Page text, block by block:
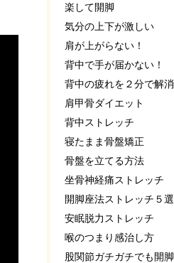
楽して開脚
気分の上下が激しい
肩が上がらない！
背中で手が届かない！
背中の疲れを２分で解消
肩甲骨ダイエット
背中ストレッチ
寝たまま骨盤矯正
骨盤を立てる方法
坐骨神経痛ストレッチ
開脚座法ストレッチ５選
安眠脱力ストレッチ
喉のつまり感治し方
股関節ガチガチでも開脚